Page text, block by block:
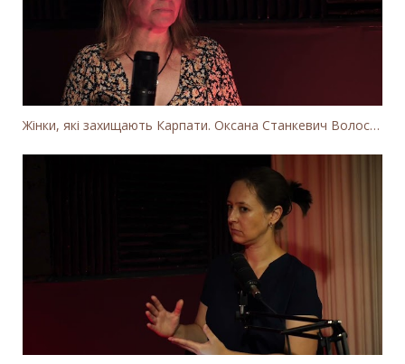
Жінки, які захищають Карпати. Оксана Станкевич Волосянчук про вітряки на високогір'ї Карпат